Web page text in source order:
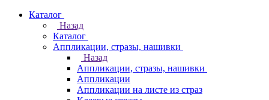
Каталог
Назад
Каталог
Аппликации, стразы, нашивки
Назад
Аппликации, стразы, нашивки
Аппликации
Аппликации на листе из страз